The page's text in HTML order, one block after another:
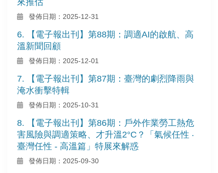
發佈日期：2025-12-31
6. 【電子報出刊】第88期：調適AI的啟航、高
溫新聞回顧
發佈日期：2025-12-01
7. 【電子報出刊】第87期：臺灣的劇烈降雨與
淹水衝擊特輯
發佈日期：2025-10-31
8. 【電子報出刊】第86期：戶外作業勞工熱危
害風險與調適策略、才升溫2°C？「氣候任性 ‧
臺灣任性 - 高溫篇」特展來解惑
發佈日期：2025-09-30